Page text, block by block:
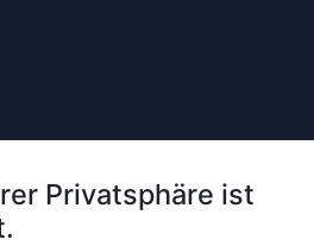
Privatsphäre ist